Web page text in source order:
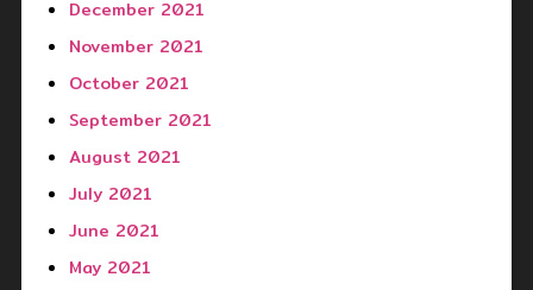
December 2021
November 2021
October 2021
September 2021
August 2021
July 2021
June 2021
May 2021